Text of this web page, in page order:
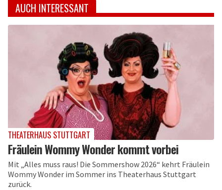
AUCH INTERESSANT
THEATERHAUS STUTTGART
Fräulein Wommy Wonder kommt vorbei
Mit „Alles muss raus! Die Sommershow 2026“ kehrt Fräulein
Wommy Wonder im Sommer ins Theaterhaus Stuttgart
zurück.